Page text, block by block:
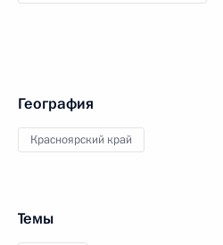
География
Красноярский край
Темы